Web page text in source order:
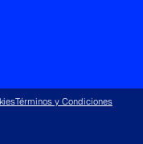
Términos y Condiciones